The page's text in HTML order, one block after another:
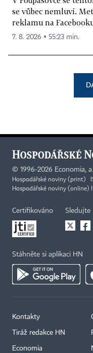
se vůbec nemluví.
reklamu na
7. 8. 2026 ▪ 55:23 min.
© 1996-2026 Economia,
Hospodářské noviny (print)
Hospodářské noviny (online)
Certifikováno Sledujte
Stáhněte si aplikaci HN
Kontakty
Tiráž redakce HN
Economia